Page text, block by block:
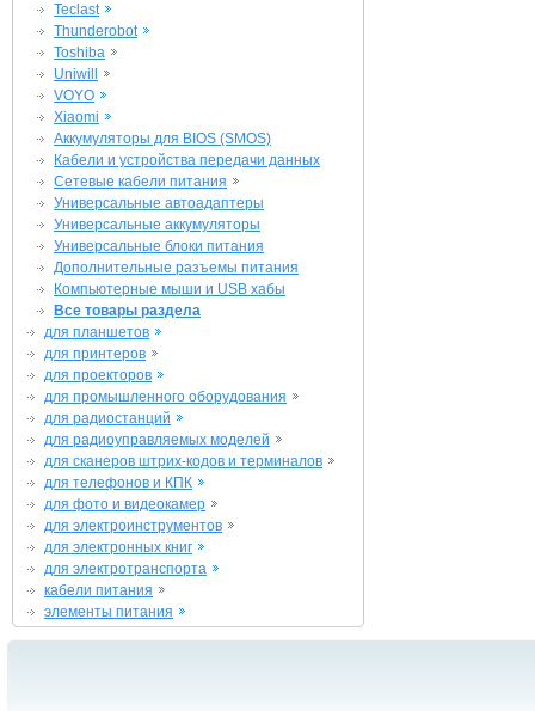
Teclast
Thunderobot
Toshiba
Uniwill
VOYO
Xiaomi
Аккумуляторы для BIOS (SMOS)
Кабели и устройства передачи данных
Сетевые кабели питания
Универсальные автоадаптеры
Универсальные аккумуляторы
Универсальные блоки питания
Дополнительные разъемы питания
Компьютерные мыши и USB хабы
Все товары раздела
для планшетов
для принтеров
для проекторов
для промышленного оборудования
для радиостанций
для радиоуправляемых моделей
для сканеров штрих-кодов и терминалов
для телефонов и КПК
для фото и видеокамер
для электроинструментов
для электронных книг
для электротранспорта
кабели питания
элементы питания